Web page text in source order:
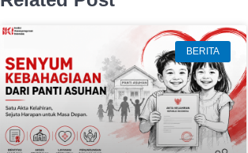
BERITA